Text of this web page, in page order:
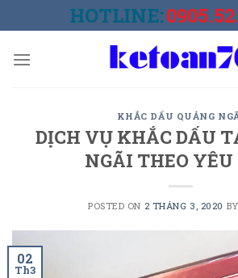
to
HOTLINE:
KHẮC DẤU QUẢNG
DỊCH VỤ KHẮC DẤU
NGÃI THEO YÊU
POSTED ON 2 THÁNG 3, 2020 BY
02
Th3